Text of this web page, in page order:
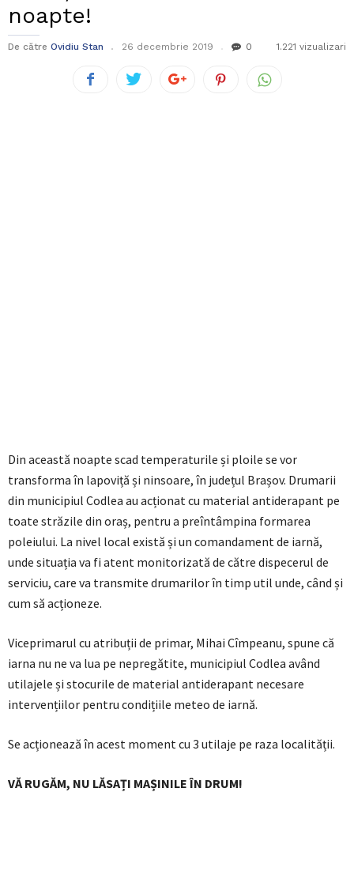
noapte!
De către Ovidiu Stan 26 decembrie 2019 0 1.221 vizualizari
Din această noapte scad temperaturile și ploile se vor
transforma în lapoviță și ninsoare, în județul Brașov. Drumarii
din municipiul Codlea au acționat cu material antiderapant pe
toate străzile din oraș, pentru a preîntâmpina formarea
poleiului. La nivel local există și un comandament de iarnă,
unde situația va fi atent monitorizată de către dispecerul de
serviciu, care va transmite drumarilor în timp util unde, când și
cum să acționeze.
Viceprimarul cu atribuții de primar, Mihai Cîmpeanu, spune că
iarna nu ne va lua pe nepregătite, municipiul Codlea având
utilajele și stocurile de material antiderapant necesare
intervențiilor pentru condițiile meteo de iarnă.
Se acționează în acest moment cu 3 utilaje pe raza localității.
VĂ RUGĂM, NU LĂSAȚI MAȘINILE ÎN DRUM!